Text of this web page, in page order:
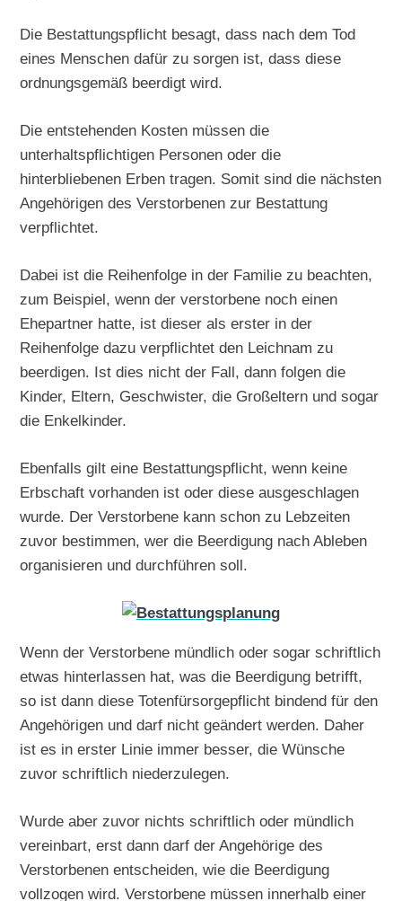
Die Bestattungspflicht besagt, dass nach dem Tod
eines Menschen dafür zu sorgen ist, dass diese
ordnungsgemäß beerdigt wird.
Die entstehenden Kosten müssen die
unterhaltspflichtigen Personen oder die
hinterbliebenen Erben tragen. Somit sind die nächsten
Angehörigen des Verstorbenen zur Bestattung
verpflichtet.
Dabei ist die Reihenfolge in der Familie zu beachten,
zum Beispiel, wenn der verstorbene noch einen
Ehepartner hatte, ist dieser als erster in der
Reihenfolge dazu verpflichtet den Leichnam zu
beerdigen. Ist dies nicht der Fall, dann folgen die
Kinder, Eltern, Geschwister, die Großeltern und sogar
die Enkelkinder.
Ebenfalls gilt eine Bestattungspflicht, wenn keine
Erbschaft vorhanden ist oder diese ausgeschlagen
wurde. Der Verstorbene kann schon zu Lebzeiten
zuvor bestimmen, wer die Beerdigung nach Ableben
organisieren und durchführen soll.
Wenn der Verstorbene mündlich oder sogar schriftlich
etwas hinterlassen hat, was die Beerdigung betrifft,
so ist dann diese Totenfürsorgepflicht bindend für den
Angehörigen und darf nicht geändert werden. Daher
ist es in erster Linie immer besser, die Wünsche
zuvor schriftlich niederzulegen.
Wurde aber zuvor nichts schriftlich oder mündlich
vereinbart, erst dann darf der Angehörige des
Verstorbenen entscheiden, wie die Beerdigung
vollzogen wird. Verstorbene müssen innerhalb einer